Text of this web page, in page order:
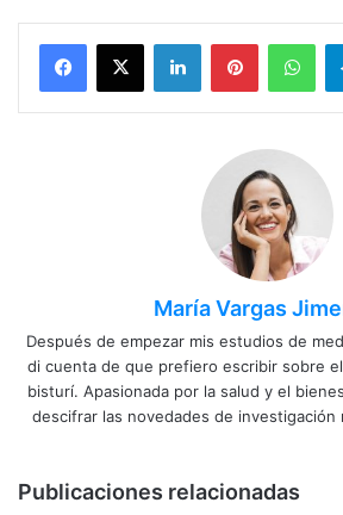
Facebook
X LinkedInPinterest
María Vargas
Después de empezar mis estudios de
di cuenta de que prefiero escribir sobre
bisturí. Apasionada por la salud y el
descifrar las novedades de investigación
Publicaciones relacionadas